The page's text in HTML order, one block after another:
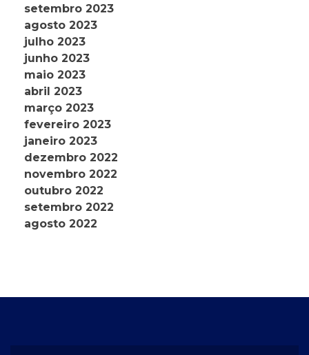
setembro 2023
agosto 2023
julho 2023
junho 2023
maio 2023
abril 2023
março 2023
fevereiro 2023
janeiro 2023
dezembro 2022
novembro 2022
outubro 2022
setembro 2022
agosto 2022